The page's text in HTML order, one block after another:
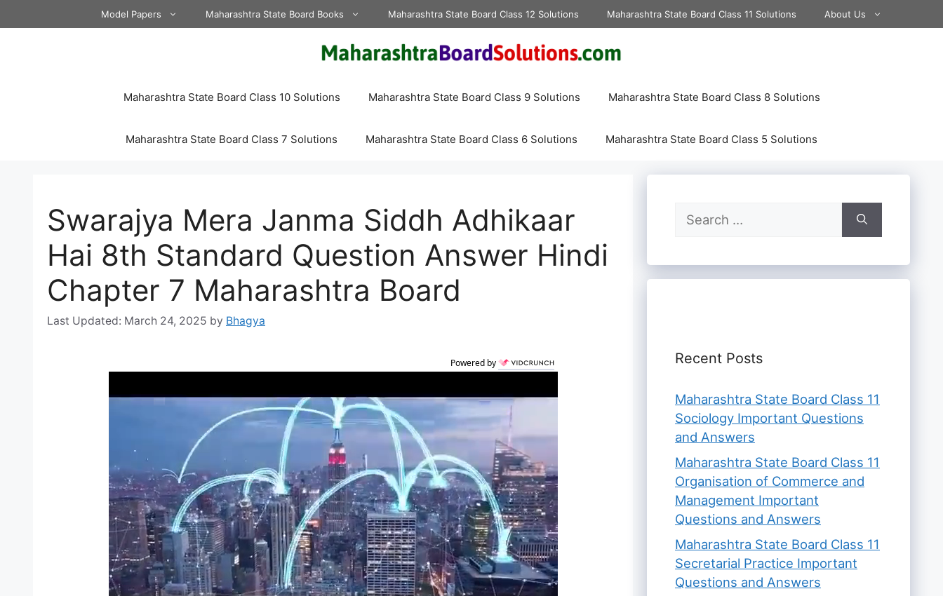
to
Model Papers Maharashtra State Board Books Maharashtra State Board Class 12 Solutions Maharashtra State Board Class 11 Solutions About Us
Maharashtra State Board Class 10 Solutions Maharashtra State Board Class 9 Solutions Maharashtra State Board Class 8 Solutions
Maharashtra State Board Class 7 Solutions Maharashtra State Board Class 6 Solutions Maharashtra State Board Class 5 Solutions
Swarajya Mera Janma Siddh Adhikaar
Hai 8th Standard Question Answer Hindi
Chapter 7 Maharashtra Board
March 24, 2025 by Bhagya
Powered by
Search
for:
Recent Posts
Maharashtra State Board Class 11
Sociology Important Questions
and Answers
Maharashtra State Board Class 11
Organisation of Commerce and
Management Important
Questions and Answers
Maharashtra State Board Class 11
Secretarial Practice Important
Questions and Answers